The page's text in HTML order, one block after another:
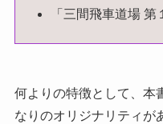
「三間飛車道場
何よりの特徴として、本
なりのオリジナリティが